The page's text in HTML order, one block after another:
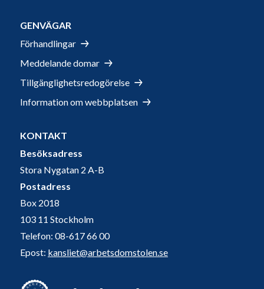
GENVÄGAR
Förhandlingar
Meddelande domar
Tillgänglighetsredogörelse
Information om webbplatsen
KONTAKT
Besöksadress
Stora Nygatan 2 A-B
Postadress
Box 2018
103 11 Stockholm
Telefon: 08-617 66 00
Epost: kansliet@arbetsdomstolen.se